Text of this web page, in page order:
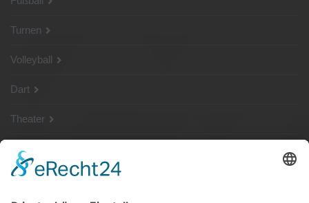
Turnen
Volleyball
Dart
Theater
SG Shop
Sponsoren